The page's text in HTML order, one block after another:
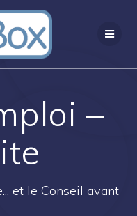
–
et le Conseil avant